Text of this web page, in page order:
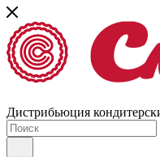
Дистрибьюция